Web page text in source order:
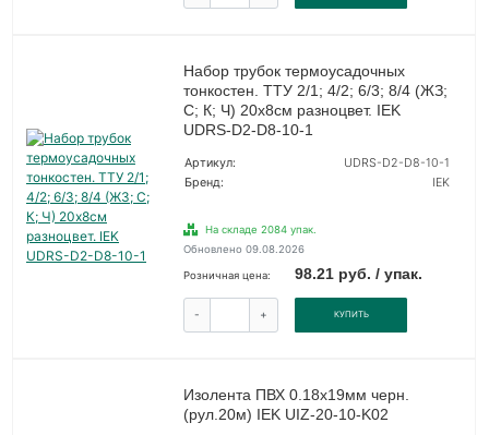
Набор трубок термоусадочных
тонкостен. ТТУ 2/1; 4/2; 6/3; 8/4 (ЖЗ;
С; К; Ч) 20х8см разноцвет. IEK
UDRS-D2-D8-10-1
Артикул:
UDRS-D2-D8-10-1
Бренд:
IEK
На складе 2084 упак.
Обновлено 09.08.2026
Розничная цена: 98.21 руб. / упак.
- + КУПИТЬ
Изолента ПВХ 0.18х19мм черн.
(рул.20м) IEK UIZ-20-10-K02